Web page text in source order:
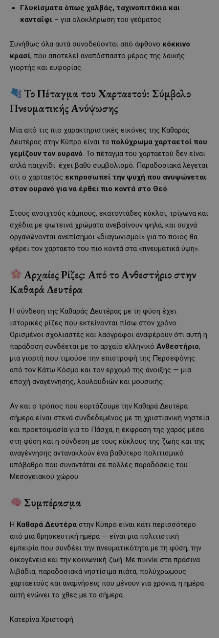
Γλυκίσματα όπως χαλβάς, ταχινοπιτάκια και
κανταΐφι – για ολοκλήρωση του γεύματος.
Συνήθως όλα αυτά συνοδεύονται από άφθονο κόκκινο
κρασί, που αποτελεί αναπόσπαστο μέρος της λαϊκής
γιορτής και ευφορίας.
Το Πέταγμα του Χαρταετού: Σύμβολο
Πνευματικής Ανύψωσης
Μία από τις πιο χαρακτηριστικές εικόνες της Καθαράς
Δευτέρας στην Κύπρο είναι τα πολύχρωμα χαρταετοί που
γεμίζουν τον ουρανό. Το πέταγμα του χαρταετού δεν είναι
απλά παιχνίδι· έχει βαθύ συμβολισμό. Παραδοσιακά λέγεται
ότι ο χαρταετός εκπροσωπεί την ψυχή που ανυψώνεται
στον ουρανό για να έρθει πιο κοντά στο Θεό.
Στους ανοιχτούς κάμπους, εκατοντάδες κύκλοι, τρίγωνα και
σχέδια με φωτεινά χρώματα ανεβαίνουν ψηλά, και συχνά
οργανώνονται ανεπίσημοι «διαγωνισμοί» για το ποιος θα
φέρει τον χαρταετό του πιο κοντά στα «πνευματικά ύψη».
Αρχαίες Ρίζες: Από το Ανθεστήριο στην
Καθαρά Δευτέρα
Η σύνδεση της Καθαράς Δευτέρας με τη φύση έχει
ιστορικές ρίζες που εκτείνονται πίσω στον χρόνο.
Ορισμένοι σχολιαστές και λαογράφοι αναφέρουν ότι αυτή η
παράδοση συνδέεται με το αρχαίο ελληνικό Ανθεστήριο,
μια γιορτή που τιμούσε την επιστροφή της Περσεφόνης
από τον Κάτω Κόσμο και τον ερχομό της άνοιξης — μια
εποχή αναγέννησης, λουλουδιών και μουσικής.
Αν και ο τρόπος που εορτάζουμε την Καθαρά Δευτέρα
σήμερα είναι στενά συνδεδεμένος με τη χριστιανική νηστεία
και προετοιμασία για το Πάσχα, η έκφραση της χαράς μέσα
στη φύση και η σύνδεση με τους κύκλους της ζωής και της
αναγέννησης αντανακλούν ένα βαθύτερο πολιτισμικό
υπόβαθρο που συναντάται σε πολλές παραδόσεις του
Μεσογειακού χώρου.
Συμπέρασμα
Η Καθαρά Δευτέρα στην Κύπρο είναι κάτι περισσότερο
από μια θρησκευτική ημέρα — είναι μια πολιτιστική
εμπειρία που συνδέει την πνευματικότητα με τη φύση, την
οικογένεια και την κοινωνική ζωή. Με πικνίκ στα πράσινα
λιβάδια, παραδοσιακά νηστίσιμα πιάτα, πολύχρωμους
χαρταετούς και αναμνήσεις που μένουν για χρόνια, η ημέρα
αυτή ενώνει το χθες με το σήμερα.
Κατερίνα Χριστοφή